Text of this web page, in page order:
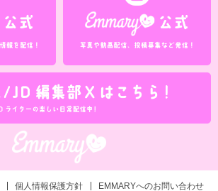
個人情報保護方針 EMMARYへのお問い合わせ